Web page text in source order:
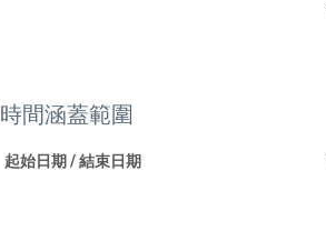
時間涵蓋範圍
起始日期 / 結束日期